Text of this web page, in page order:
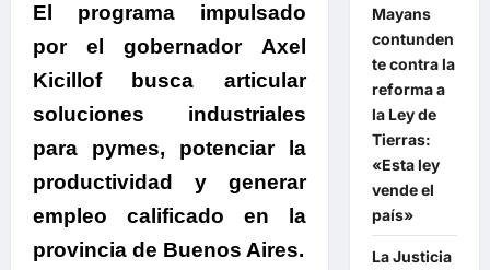
El programa impulsado
por el gobernador Axel
Kicillof busca articular
soluciones industriales
para pymes, potenciar la
productividad y generar
empleo calificado en la
provincia de Buenos Aires.
Mayans
contunden
te contra la
reforma a
la Ley de
Tierras:
«Esta ley
vende el
país»
La Justicia